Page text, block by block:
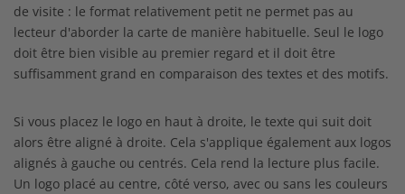
de visite : le format relativement petit ne permet pas au
lecteur d'aborder la carte de manière habituelle. Seul le logo
doit être bien visible au premier regard et il doit être
suffisamment grand en comparaison des textes et des motifs.
Si vous placez le logo en haut à droite, le texte qui suit doit
alors être aligné à droite. Cela s'applique également aux logos
alignés à gauche ou centrés. Cela rend la lecture plus facile.
Un logo placé au centre, côté verso, avec ou sans les couleurs